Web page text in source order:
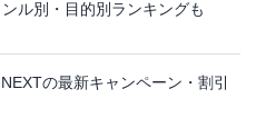
ル別・目的別ランキングも
の最新キャンペーン・割引